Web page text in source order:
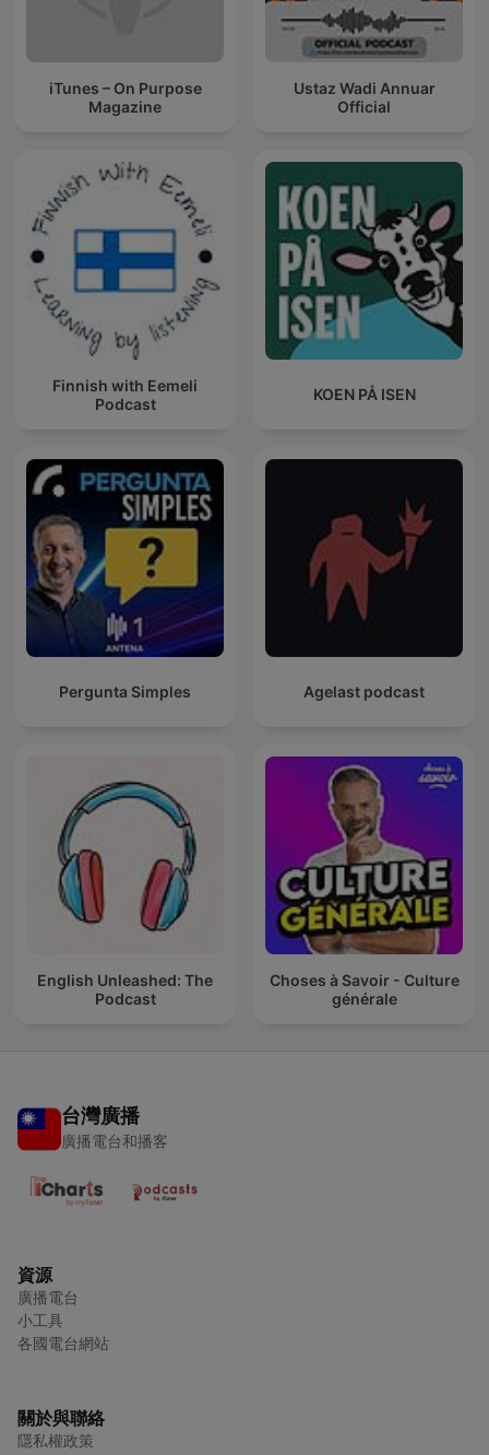
iTunes – On Purpose
Magazine
Ustaz Wadi Annuar
Official
Finnish with Eemeli
Podcast
KOEN PÅ ISEN
Pergunta Simples Agelast podcast
English Unleashed: The
Podcast
Choses à Savoir - Culture
générale
台灣廣播
廣播電台和播客
資源
廣播電台
小工具
各國電台網站
關於與聯絡
隱私權政策